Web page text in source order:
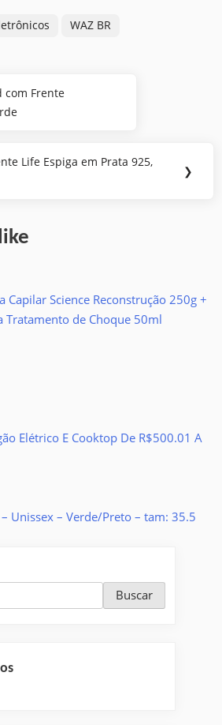
WAZ BR
com Frente
Life Espiga em Prata 925,
❯
Capilar Science Reconstrução 250g +
Tratamento de Choque 50ml
Elétrico E Cooktop De R$500.01 A
Unissex – Verde/Preto – tam: 35.5
Buscar